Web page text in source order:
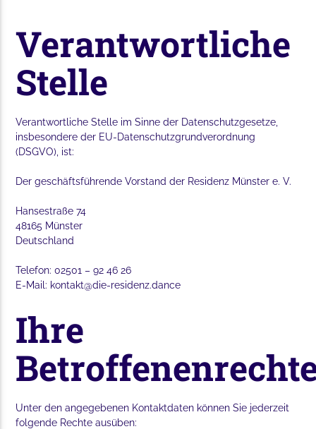
Verantwortliche
Stelle
Verantwortliche Stelle im Sinne der Datenschutzgesetze,
insbesondere der EU-Datenschutzgrundverordnung
(DSGVO), ist:
Der geschäftsführende Vorstand der Residenz Münster e. V.
Hansestraße 74
48165 Münster
Deutschland
Telefon: 02501 – 92 46 26
E-Mail: kontakt@die-residenz.dance
Ihre
Unter den angegebenen Kontaktdaten können Sie jederzeit
folgende Rechte ausüben: